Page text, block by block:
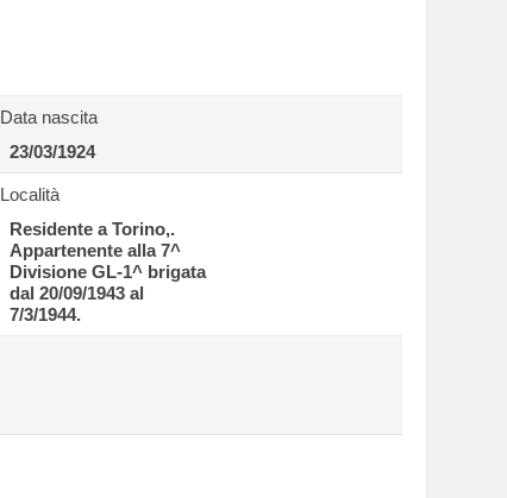
Data nascita
23/03/1924
Località
Residente a Torino,.
Appartenente alla 7^
Divisione GL-1^ brigata
dal 20/09/1943 al
7/3/1944.